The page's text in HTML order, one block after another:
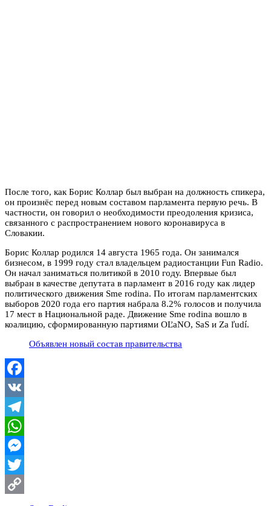
После того, как Борис Коллар был выбран на должность спикера,
он произнёс перед новым составом парламента первую речь. В
частности, он говорил о необходимости преодоления кризиса,
связанного с распространением нового коронавируса в
Словакии.
Борис Коллар родился 14 августа 1965 года. Он занимался
бизнесом, в 1999 году стал владельцем радиостанции Fun Radio.
Он начал заниматься политикой в 2010 году. Впервые был
выбран в качестве депутата в парламент в 2016 году как лидер
политического движения Sme rodina. По итогам парламентских
выборов 2020 года его партия набрала 8.2% голосов и получила
17 мест в Национальной раде. Движение Sme rodina вошло в
коалицию, сформированную партиями OĽaNO, SaS и Za ľudí.
Объявлен новый состав правительства
Facebook
VK
Telegram
WhatsApp
Messenger
Twitter